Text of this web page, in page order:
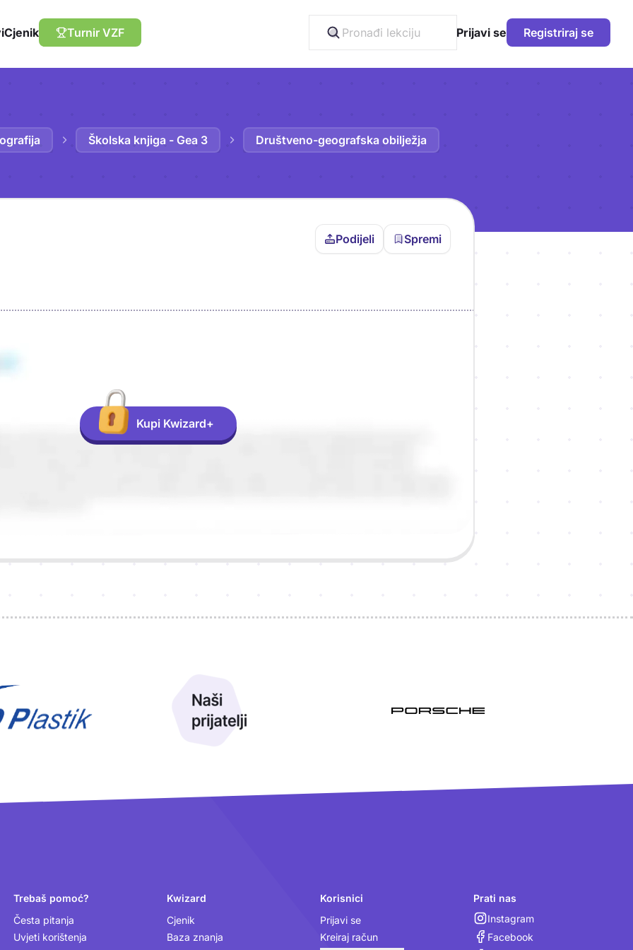
Cjenik Turnir VZF Prijavi se Registriraj se
Školska knjiga - Gea 3 Društveno-geografska obilježja
Podijeli Spremi
Kupi Kwizard+
Trebaš pomoć?
Česta pitanja
Uvjeti korištenja
Kwizard
Cjenik
Baza znanja
Korisnici
Prijavi se
Kreiraj račun
Prati nas
Instagram
Facebook